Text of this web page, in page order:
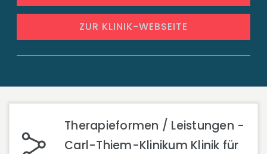
ZUR KLINIK-WEBSEITE
Therapieformen / Leistungen -
Carl-Thiem-Klinikum Klinik für